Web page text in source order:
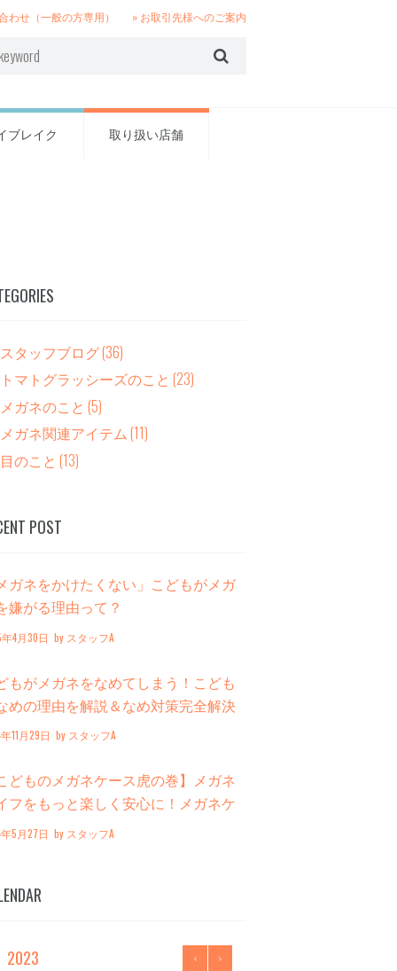
わせ（一般の方専用） » お取引先様へのご案内
ブレイク 取り扱い店舗
スタッフブログ(36)
トマトグラッシーズのこと (23)
メガネのこと (5)
メガネ関連アイテム(11)
目のこと (13)
POST
ガネをかけたくない」こどもがメガ
嫌がる理由って？
4月30日 by スタッフA
もがメガネをなめてしまう！こども
めの理由を解説＆なめ対策完全解決
ド
11月29日 by スタッフA
どものメガネケース虎の巻】メガネ
フをもっと楽しく安心に！メガネケ
の選び方５つのコツ＆ケース15選
5月27日 by スタッフA
2023